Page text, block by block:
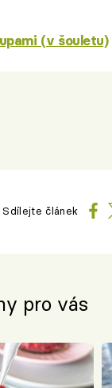
(v šouletu)
Sdílejte článek
pro vás